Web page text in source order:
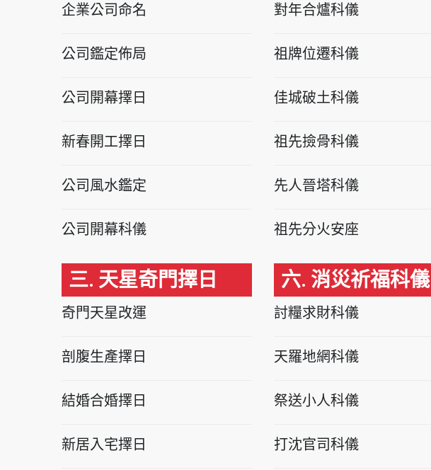
企業公司命名
公司鑑定佈局
公司開幕擇日
新春開工擇日
公司風水鑑定
公司開幕科儀
三. 天星奇門擇日
奇門天星改運
剖腹生產擇日
結婚合婚擇日
新居入宅擇日
對年合爐科儀
祖牌位遷科儀
佳城破土科儀
祖先撿骨科儀
先人晉塔科儀
祖先分火安座
六. 消災祈福科儀
討糧求財科儀
天羅地網科儀
祭送小人科儀
打沈官司科儀